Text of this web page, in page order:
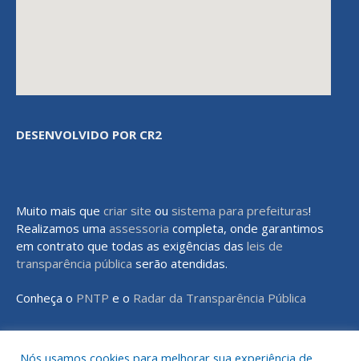
DESENVOLVIDO POR CR2
Muito mais que criar site ou sistema para prefeituras!
Realizamos uma assessoria completa, onde garantimos
em contrato que todas as exigências das leis de
transparência pública serão atendidas.
Conheça o PNTP e o Radar da Transparência Pública
Nós usamos cookies para melhorar sua experiência de